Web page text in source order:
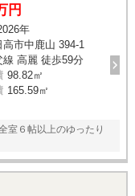
円
年
市中鹿山 394-1
線 高麗 徒歩59分
98.82㎡
165.59㎡
室６帖以上のゆったり